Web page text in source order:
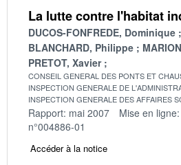
La lutte contre l'habitat
DUCOS-FONFREDE, Dominique
BLANCHARD, Philippe
PRETOT, Xavier
CONSEIL GENERAL DES PONTS ET
INSPECTION GENERALE DE
INSPECTION GENERALE DES AFFAIRES
Rapport: mai 2007 Mise en
n°004886-01
Accéder à la notice